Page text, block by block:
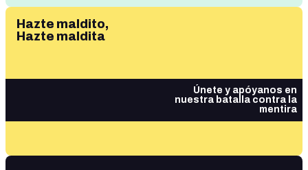
Hazte maldito,
Hazte maldita
Únete y apóyanos en
nuestra batalla contra la
mentira